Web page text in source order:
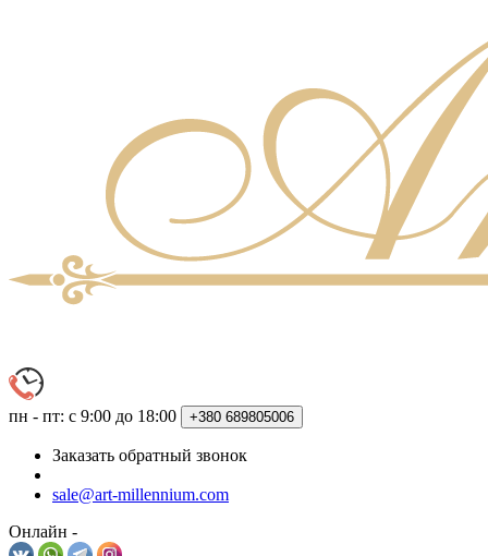
пн - пт: с 9:00 до 18:00 +380 689805006
Заказать обратный звонок
sale@art-millennium.com
Онлайн -